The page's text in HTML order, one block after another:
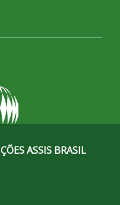
ASSIS BRASIL